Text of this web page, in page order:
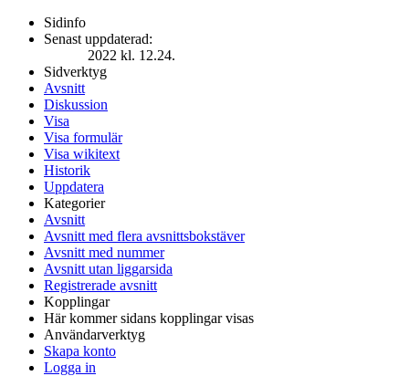
Sidinfo
Senast uppdaterad:
2022 kl. 12.24.
Sidverktyg
Avsnitt
Diskussion
Visa
Visa formulär
Visa wikitext
Historik
Uppdatera
Kategorier
Avsnitt
Avsnitt med flera avsnittsbokstäver
Avsnitt med nummer
Avsnitt utan liggarsida
Registrerade avsnitt
Kopplingar
Här kommer sidans kopplingar visas
Användarverktyg
Skapa konto
Logga in